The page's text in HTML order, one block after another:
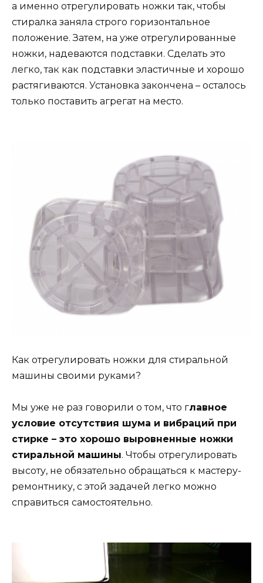
а именно отрегулировать ножки так, чтобы
стиралка заняла строго горизонтальное
положение. Затем, на уже отрегулированные
ножки, надеваются подставки. Сделать это
легко, так как подставки эластичные и хорошо
растягиваются. Установка закончена – осталось
только поставить агрегат на место.
Как отрегулировать ножки для стиральной
машины своими руками?
Мы уже не раз говорили о том, что главное
условие отсутствия шума и вибраций при
стирке – это хорошо выровненные ножки
стиральной машины. Чтобы отрегулировать
высоту, не обязательно обращаться к мастеру-
ремонтнику, с этой задачей легко можно
справиться самостоятельно.